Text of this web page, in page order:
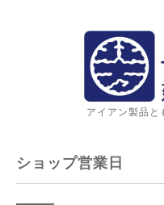
アイアン製品と
ショップ営業日